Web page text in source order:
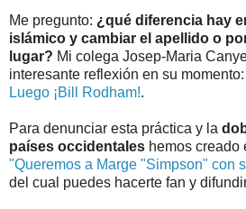
Me pregunto: ¿qué diferencia hay
islámico y cambiar el apellido o
lugar? Mi colega Josep-Maria
interesante reflexión en su momento:
Luego ¡Bill Rodham!.
Para denunciar esta práctica y la
países occidentales hemos creado
"Queremos a Marge "Simpson" con
del cual puedes hacerte fan y